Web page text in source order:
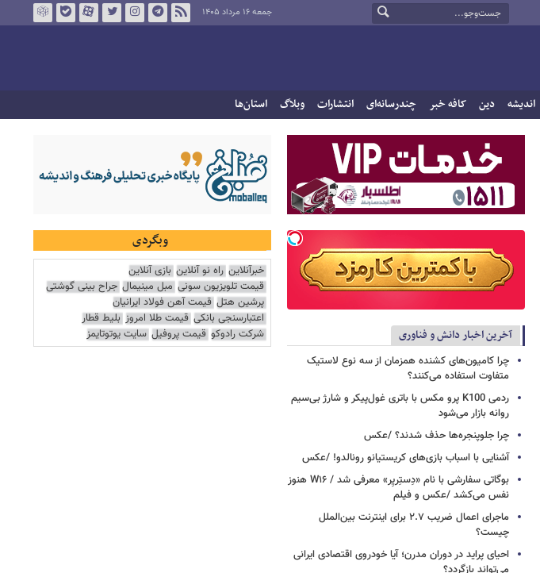
جمعه ۱۶ مرداد ۱۴۰۵
اندیشه دین کافه خبر چندرسانه‌ای انتشارات وبلاگ استان‌ها
آخرین اخبار دانش و فناوری
چرا کامیون‌های کشنده همزمان از سه نوع لاستیک
متفاوت استفاده می‌کنند؟
ردمی K100 پرو مکس با باتری غول‌پیکر و شارژ بی‌سیم
روانه بازار می‌شود
چرا جلوپنجره‌ها حذف شدند؟ /عکس
آشنایی با اسباب‌ بازی‌های کریستیانو رونالدو! /عکس
بوگاتی سفارشی با نام «دِستِریِر» معرفی شد / W۱۶ هنوز
نفس می‌کشد /عکس و فیلم
ماجرای اعمال ضریب ۲.۷ برای اینترنت بین‌الملل
چیست؟
احیای پراید در دوران مدرن؛ آیا خودروی اقتصادی ایرانی
می‌تواند بازگردد؟
وبگردی
خبرآنلاین راه نو آنلاین بازی آنلاین
قیمت تلویزیون سونی مبل مینیمال جراح بینی گوشتی
پرشین هتل قیمت آهن فولاد ایرانیان
اعتبارسنجی بانکی قیمت طلا امروز بلیط قطار
شرکت رادوکو قیمت پروفیل سایت یوتوتایمز